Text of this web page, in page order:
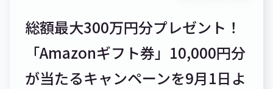
総額最大300万円分プレゼント！
「Amazonギフト券」10,000円分
が当たるキャンペーンを9月1日よ